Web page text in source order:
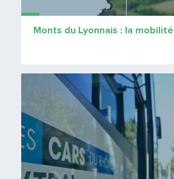
Monts du Lyonnais : la